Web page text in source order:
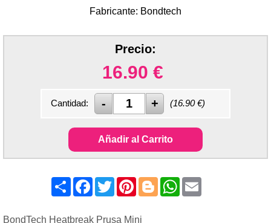
Fabricante: Bondtech
Precio:
16.90 €
Cantidad: (16.90€)
Añadir al Carrito
ShareFacebook
TwitterPinterest
BloggerWhatsApp
BondTech Heatbreak Prusa Mini